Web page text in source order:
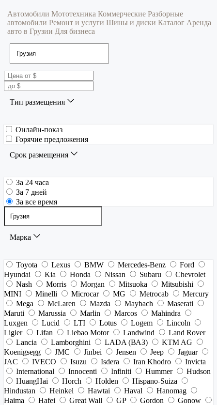
Автомобили Мототехника Коммерческие Разборные
автомобили Ремонт и услуги Шины и диски Каталог Аренда
авто в Грузии Для бизнеса
Тип размещения
Онлайн-показ
Горячие предложения
Срок размещения
За 24 часа
За 7 дней
За все время
Марка
Toyota Lexus BMW Mercedes-Benz
Ford
Hyundai
Kia Honda Nissan Subaru
Chevrolet
Nash
Morris Morgan Mitsuoka
Mitsubishi
MINI
Minelli Microcar MG Metrocab
Mercury
Mega
McLaren Mazda Maybach
Maserati
Maruti
Marussia Marlin Marcos
Mahindra
Luxgen
Lucid LTI Lotus Logem
Lincoln
Ligier
Lifan Liebao Motor Landwind
Land Rover
Lancia
Lamborghini LADA (ВАЗ)
KTM AG
Koenigsegg
JMC Jinbei Jensen Jeep
Jaguar
JAC
IVECO Isuzu Isdera Iran Khodro
Invicta
International
Innocenti Infiniti Hummer
Hudson
HuangHai
Horch Holden
Hispano-Suiza
Hindustan
Heinkel Hawtai Haval
Hanomag
Haima
Hafei Great Wall GP Gordon
Gonow